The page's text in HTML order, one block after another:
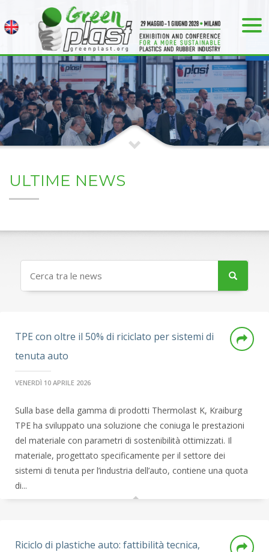
ULTIME NEWS
TPE con oltre il 50% di riciclato per sistemi di
tenuta auto
VENERDÌ 10 APRILE 2026
Sulla base della gamma di prodotti Thermolast K, Kraiburg
TPE ha sviluppato una soluzione che coniuga le prestazioni
del materiale con parametri di sostenibilità ottimizzati. Il
materiale, progettato specificamente per il settore dei
sistemi di tenuta per l’industria dell’auto, contiene una quota
di...
Riciclo di plastiche auto: fattibilità tecnica,